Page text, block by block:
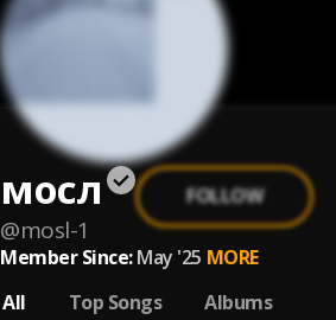
мосл
@mosl-1
FOLLOW
Member Since: May '25 MORE
All
Top Songs Albums